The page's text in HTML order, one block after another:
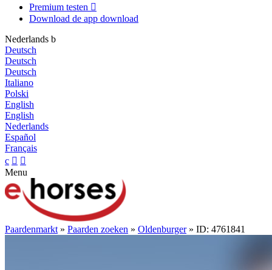
Premium testen 
Download de app download
Nederlands b
Deutsch
Deutsch
Deutsch
Italiano
Polski
English
English
Nederlands
Español
Français
c  
Menu
Paardenmarkt » Paarden zoeken » Oldenburger» ID: 4761841